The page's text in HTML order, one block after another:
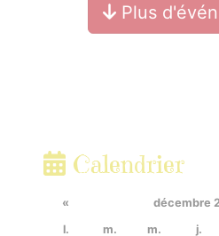
Plus
Calendrier
« décembre
l.
m. m. j.